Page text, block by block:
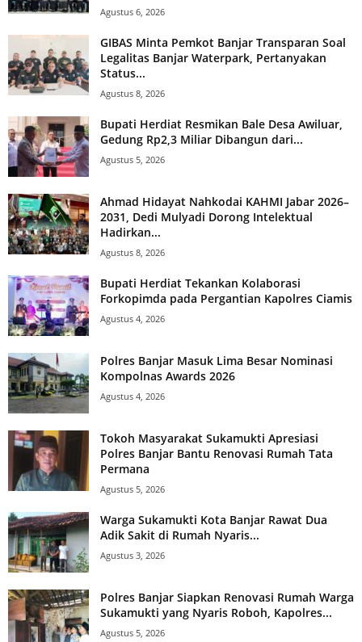
Agustus 6, 2026
GIBAS Minta Pemkot Banjar Transparan Soal
Legalitas Banjar Waterpark, Pertanyakan
Status...
Agustus 8, 2026
Bupati Herdiat Resmikan Bale Desa Awiluar,
Gedung Rp2,3 Miliar Dibangun dari...
Agustus 5, 2026
Ahmad Hidayat Nahkodai KAHMI Jabar 2026–
2031, Dedi Mulyadi Dorong Intelektual
Hadirkan...
Agustus 8, 2026
Bupati Herdiat Tekankan Kolaborasi
Forkopimda pada Pergantian Kapolres Ciamis
Agustus 4, 2026
Polres Banjar Masuk Lima Besar Nominasi
Kompolnas Awards 2026
Agustus 4, 2026
Tokoh Masyarakat Sukamukti Apresiasi
Polres Banjar Bantu Renovasi Rumah Tata
Permana
Agustus 5, 2026
Warga Sukamukti Kota Banjar Rawat Dua
Adik Sakit di Rumah Nyaris...
Agustus 3, 2026
Polres Banjar Siapkan Renovasi Rumah Warga
Sukamukti yang Nyaris Roboh, Kapolres...
Agustus 5, 2026